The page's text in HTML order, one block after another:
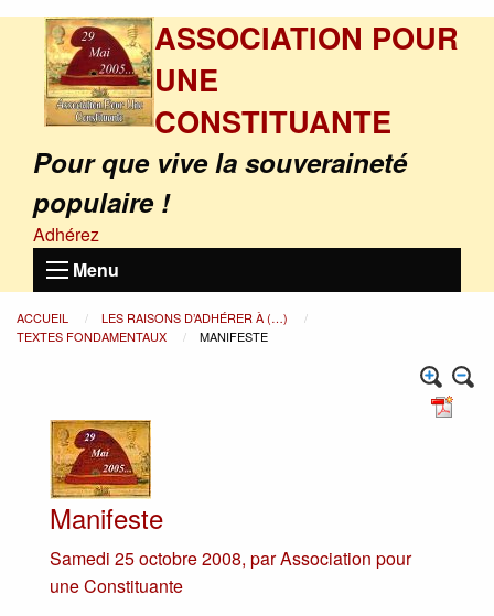
ASSOCIATION POUR
UNE
CONSTITUANTE
Pour que vive la souveraineté
populaire !
Adhérez
Menu
ACCUEIL
LES RAISONS D’ADHÉRER À (…)
TEXTES FONDAMENTAUX
MANIFESTE
Manifeste
Samedi 25 octobre 2008, parAssociation pour
une Constituante